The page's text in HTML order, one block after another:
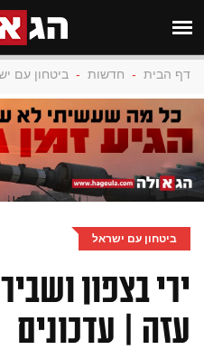
דף הבית - חדשות - ביטחון עם
ביטחון עם ישראל
ירי בצפון
עזה | עדכונים